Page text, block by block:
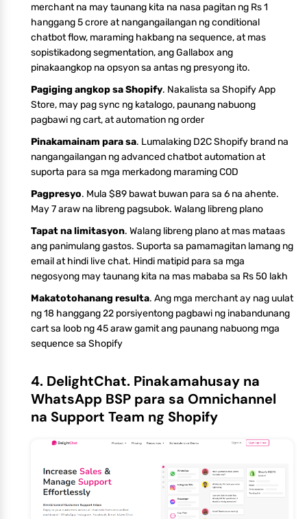
merchant na may taunang kita na nasa pagitan ng Rs 1
hanggang 5 crore at nangangailangan ng conditional
chatbot flow, maraming hakbang na sequence, at mas
sopistikadong segmentation, ang Gallabox ang
pinakaangkop na opsyon sa antas ng presyong ito.
Pagiging angkop sa Shopify. Nakalista sa Shopify App
Store, may pag sync ng katalogo, paunang nabuong
pagbawi ng cart, at automation ng order
Pinakamainam para sa. Lumalaking D2C Shopify brand na
nangangailangan ng advanced chatbot automation at
suporta para sa mga merkadong maraming COD
Pagpresyo. Mula $89 bawat buwan para sa 6 na ahente.
May 7 araw na libreng pagsubok. Walang libreng plano
Tapat na limitasyon. Walang libreng plano at mas mataas
ang panimulang gastos. Suporta sa pamamagitan lamang ng
email at hindi live chat. Hindi matipid para sa mga
negosyong may taunang kita na mas mababa sa Rs 50 lakh
Makatotohanang resulta. Ang mga merchant ay nag uulat
ng 18 hanggang 22 porsiyentong pagbawi ng inabandunang
cart sa loob ng 45 araw gamit ang paunang nabuong mga
sequence sa Shopify
4. DelightChat. Pinakamahusay na
WhatsApp BSP para sa Omnichannel
na Support Team ng Shopify